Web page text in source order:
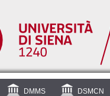
DMMS DSMCN